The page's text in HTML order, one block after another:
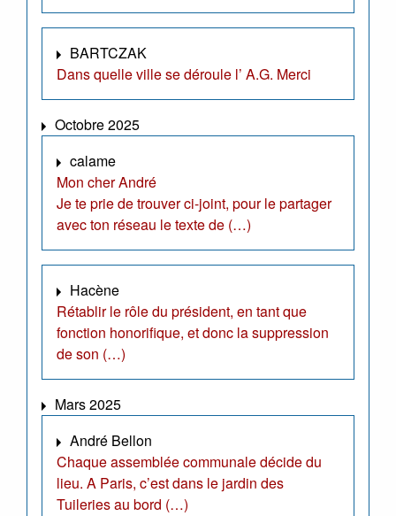
BARTCZAK
Dans quelle ville se déroule l’ A.G. Merci
Octobre 2025
calame
Mon cher André
Je te prie de trouver ci-joint, pour le partager
avec ton réseau le texte de (…)
Hacène
Rétablir le rôle du président, en tant que
fonction honorifique, et donc la suppression
de son (…)
Mars 2025
André Bellon
Chaque assemblée communale décide du
lieu. A Paris, c’est dans le jardin des
Tuileries au bord (…)